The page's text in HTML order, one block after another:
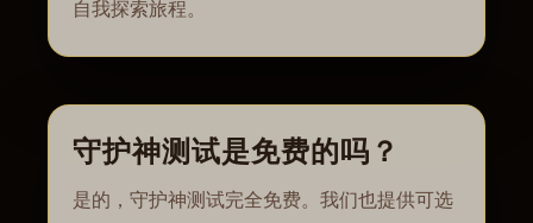
自我探索旅程。
守护神测试是免费的吗？
是的，守护神测试完全免费。我们也提供可选